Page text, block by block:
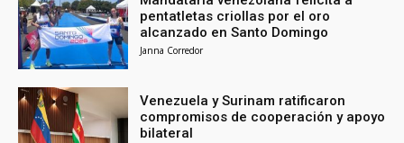
pentatletas criollas por el oro
alcanzado en Santo Domingo
Janna Corredor
Venezuela y Surinam ratificaron
compromisos de cooperación y apoyo
bilateral